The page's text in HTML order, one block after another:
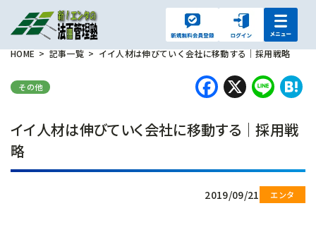
HOME 記事一覧 イイ人材は伸びていく会社に移動する｜採用戦略
その他 X
イイ人材は伸びていく会社に移動する｜採用戦
略
2019/09/21